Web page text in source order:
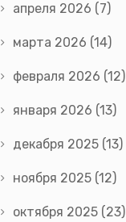
апреля 2026 (7)
марта 2026 (14)
февраля 2026 (12)
января 2026 (13)
декабря 2025 (13)
ноября 2025 (12)
октября 2025 (23)